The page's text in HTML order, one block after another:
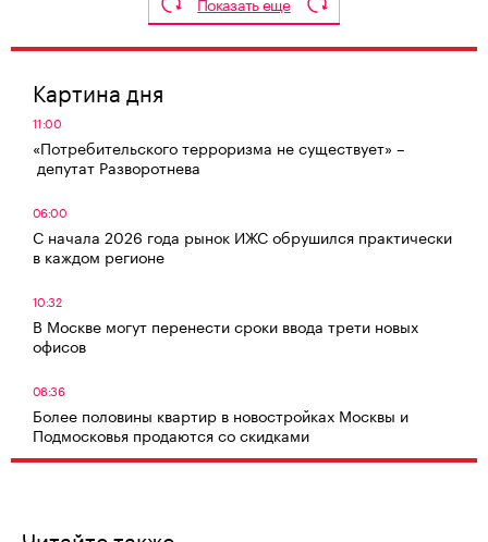
Картина дня
11:00
«Потребительского терроризма не существует» –
депутат Разворотнева
06:00
С начала 2026 года рынок ИЖС обрушился практически
в каждом регионе
10:32
В Москве могут перенести сроки ввода трети новых
офисов
08:36
Более половины квартир в новостройках Москвы и
Подмосковья продаются со скидками